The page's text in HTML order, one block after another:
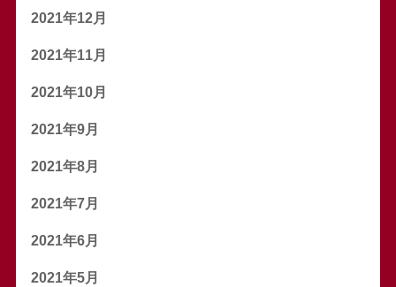
2021年12月
2021年11月
2021年10月
2021年9月
2021年8月
2021年7月
2021年6月
2021年5月